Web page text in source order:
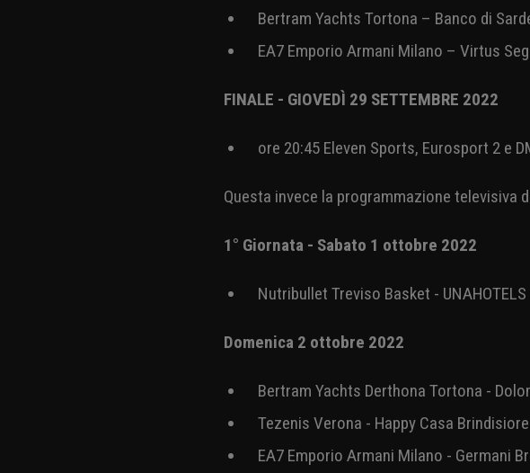
IL GRANDE BASKET ITALIANO SU
il programma della Frecciarossa
Bertram Yachts Tortona – Banco di
EA7 Emporio Armani Milano – Virtus
FINALE - GIOVEDÌ 29 SETTEMBRE 2022
ore 20:45 Eleven Sports, Eurosport 2 e
Questa invece la programmazione televisiva
1° Giornata - Sabato 1 ottobre 2022
Nutribullet Treviso Basket -